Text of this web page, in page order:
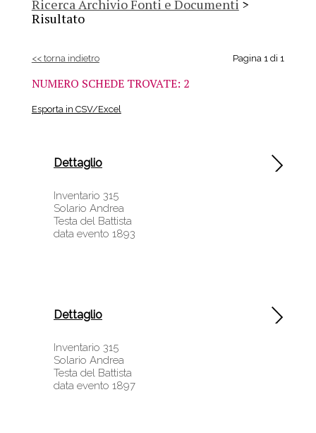
Ricerca Archivio Fonti e Documenti >
Risultato
<< torna indietro Pagina 1 di 1
NUMERO SCHEDE TROVATE: 2
Esporta in CSV/Excel
Dettaglio
Inventario 315
Solario Andrea
Testa del Battista
data evento 1893
Dettaglio
Inventario 315
Solario Andrea
Testa del Battista
data evento 1897